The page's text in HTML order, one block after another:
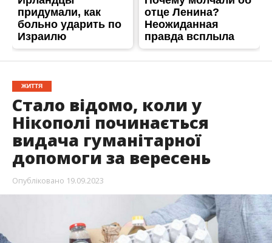
Опубліковано19.09.2023
З 20 вересня у Нікополі проходитиме видача
продуктових наборів за вересень. Гуманітарна
допомога надана від Всесвітньої продовольчої
програми ООН World Food Programe.